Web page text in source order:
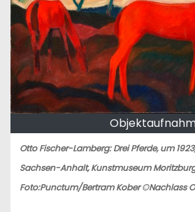
Otto Fischer-Lamberg: Drei Pferde, um
Sachsen-Anhalt, Kunstmuseum
Foto:Punctum/Bertram Kober ©Nachlass